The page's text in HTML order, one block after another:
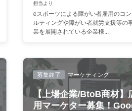
担当より
eスポーツによる障がい者雇用のコ
ルティングや障がい者就労支援等の
業を展開されている企業様...
募集終了 マーケティング
【上場企業/BtoB商材】
用マーケター募集！